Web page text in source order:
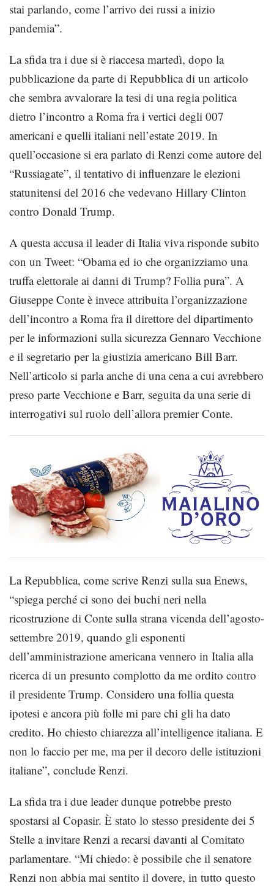
stai parlando, come l’arrivo dei russi a inizio
pandemia”.
La sfida tra i due si è riaccesa martedì, dopo la
pubblicazione da parte di Repubblica di un articolo
che sembra avvalorare la tesi di una regia politica
dietro l’incontro a Roma fra i vertici degli 007
americani e quelli italiani nell’estate 2019. In
quell’occasione si era parlato di Renzi come autore del
“Russiagate”, il tentativo di influenzare le elezioni
statunitensi del 2016 che vedevano Hillary Clinton
contro Donald Trump.
A questa accusa il leader di Italia viva risponde subito
con un Tweet: “Obama ed io che organizziamo una
truffa elettorale ai danni di Trump? Follia pura”. A
Giuseppe Conte è invece attribuita l’organizzazione
dell’incontro a Roma fra il direttore del dipartimento
per le informazioni sulla sicurezza Gennaro Vecchione
e il segretario per la giustizia americano Bill Barr.
Nell’articolo si parla anche di una cena a cui avrebbero
preso parte Vecchione e Barr, seguita da una serie di
interrogativi sul ruolo dell’allora premier Conte.
La Repubblica, come scrive Renzi sulla sua Enews,
“spiega perché ci sono dei buchi neri nella
ricostruzione di Conte sulla strana vicenda dell’agosto-
settembre 2019, quando gli esponenti
dell’amministrazione americana vennero in Italia alla
ricerca di un presunto complotto da me ordito contro
il presidente Trump. Considero una follia questa
ipotesi e ancora più folle mi pare chi gli ha dato
credito. Ho chiesto chiarezza all’intelligence italiana. E
non lo faccio per me, ma per il decoro delle istituzioni
italiane”, conclude Renzi.
La sfida tra i due leader dunque potrebbe presto
spostarsi al Copasir. È stato lo stesso presidente dei 5
Stelle a invitare Renzi a recarsi davanti al Comitato
parlamentare. “Mi chiedo: è possibile che il senatore
Renzi non abbia mai sentito il dovere, in tutto questo